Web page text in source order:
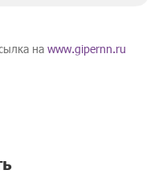
наwww.gipernn.ru